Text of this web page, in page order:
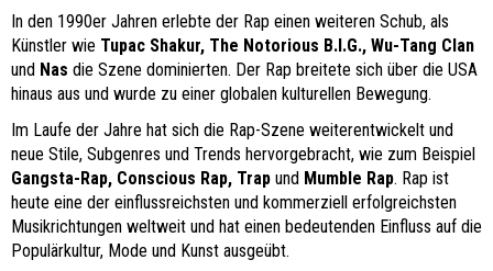
In den 1990er Jahren erlebte der Rap einen weiteren Schub, als
Künstler wie Tupac Shakur, The Notorious B.I.G., Wu-Tang Clan
und Nas die Szene dominierten. Der Rap breitete sich über die USA
hinaus aus und wurde zu einer globalen kulturellen Bewegung.
Im Laufe der Jahre hat sich die Rap-Szene weiterentwickelt und
neue Stile, Subgenres und Trends hervorgebracht, wie zum Beispiel
Gangsta-Rap, Conscious Rap, Trap und Mumble Rap. Rap ist
heute eine der einflussreichsten und kommerziell erfolgreichsten
Musikrichtungen weltweit und hat einen bedeutenden Einfluss auf die
Populärkultur, Mode und Kunst ausgeübt.